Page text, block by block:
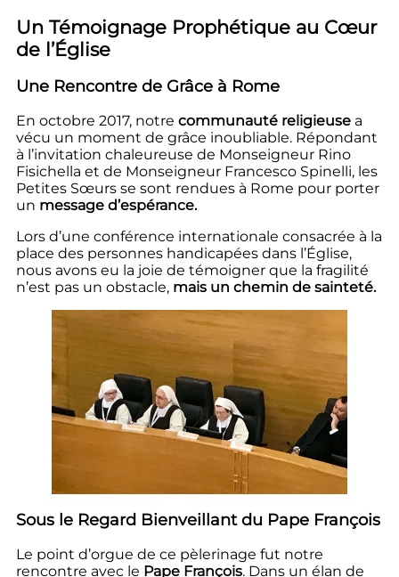
Un Témoignage Prophétique au Cœur
de l’Église
Une Rencontre de Grâce à Rome
En octobre 2017, notre communauté religieuse a
vécu un moment de grâce inoubliable. Répondant
à l’invitation chaleureuse de Monseigneur Rino
Fisichella et de Monseigneur Francesco Spinelli, les
Petites Sœurs se sont rendues à Rome pour porter
un message d’espérance.
Lors d’une conférence internationale consacrée à la
place des personnes handicapées dans l’Église,
nous avons eu la joie de témoigner que la fragilité
n’est pas un obstacle, mais un chemin de sainteté.
Sous le Regard Bienveillant du Pape François
Le point d’orgue de ce pèlerinage fut notre
rencontre avec le Pape François. Dans un élan de